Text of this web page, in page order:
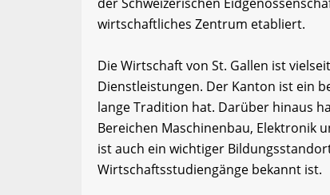
wirtschaftliches Zentrum etabliert.
Die Wirtschaft von St. Gallen ist
Dienstleistungen. Der Kanton ist ein
lange Tradition hat. Darüber hinaus
Bereichen Maschinenbau, Elektronik
ist auch ein wichtiger
Wirtschaftsstudiengänge bekannt ist.